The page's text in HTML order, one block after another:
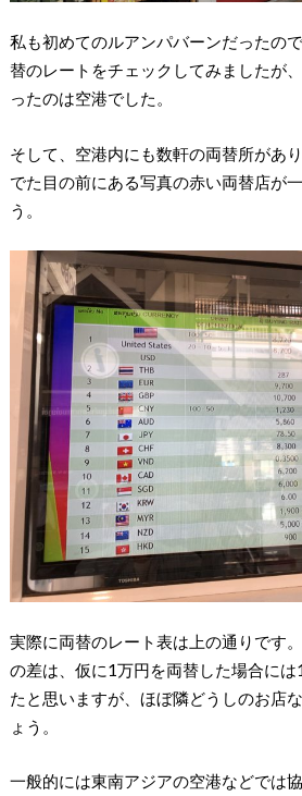
私も初めてのルアンパバーンだったの
替のレートをチェックしてみましたが
ったのは空港でした。
そして、空港内にも数軒の両替所があ
でた目の前にある写真の赤い両替店が
う。
実際に両替のレート表は上の通りです
の差は、仮に1万円を両替した場合に
たと思いますが、ほぼ隣どうしのお店
ょう。
一般的には東南アジアの空港などでは